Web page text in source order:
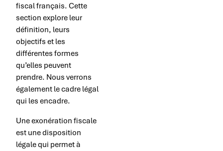
fiscal français. Cette
section explore leur
définition, leurs
objectifs et les
différentes formes
qu’elles peuvent
prendre. Nous verrons
également le cadre légal
qui les encadre.
Une exonération fiscale
est une disposition
légale qui permet à